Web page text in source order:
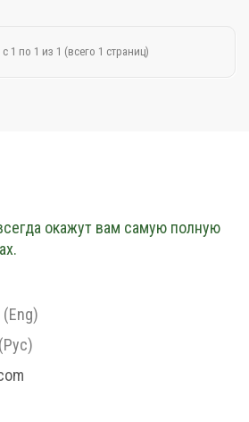
1 по 1 из 1 (всего 1 страниц)
окажут вам самую полную
(Eng)
(Рус)